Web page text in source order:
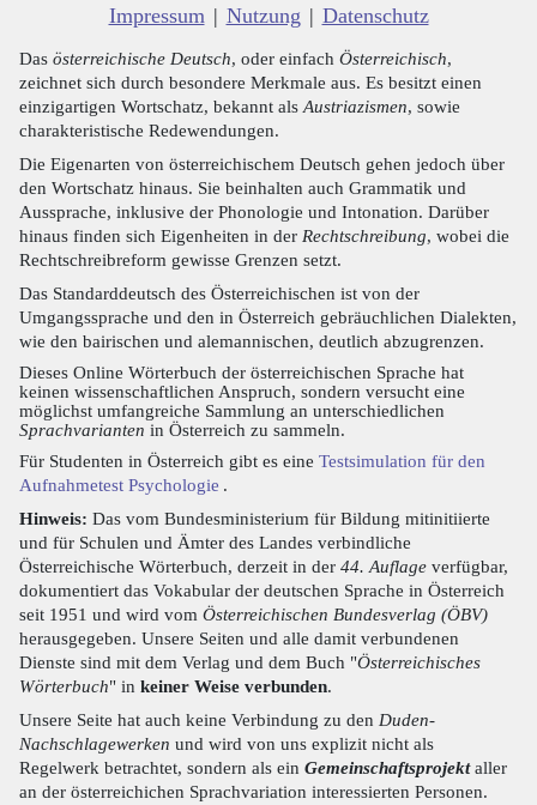
Impressum | Nutzung | Datenschutz
Das österreichische Deutsch, oder einfach Österreichisch,
zeichnet sich durch besondere Merkmale aus. Es besitzt einen
einzigartigen Wortschatz, bekannt als Austriazismen, sowie
charakteristische Redewendungen.
Die Eigenarten von österreichischem Deutsch gehen jedoch über
den Wortschatz hinaus. Sie beinhalten auch Grammatik und
Aussprache, inklusive der Phonologie und Intonation. Darüber
hinaus finden sich Eigenheiten in der Rechtschreibung, wobei die
Rechtschreibreform gewisse Grenzen setzt.
Das Standarddeutsch des Österreichischen ist von der
Umgangssprache und den in Österreich gebräuchlichen Dialekten,
wie den bairischen und alemannischen, deutlich abzugrenzen.
Dieses Online Wörterbuch der österreichischen Sprache hat
keinen wissenschaftlichen Anspruch, sondern versucht eine
möglichst umfangreiche Sammlung an unterschiedlichen
Sprachvarianten in Österreich zu sammeln.
Für Studenten in Österreich gibt es eine Testsimulation für den
Aufnahmetest Psychologie .
Hinweis: Das vom Bundesministerium für Bildung mitinitiierte
und für Schulen und Ämter des Landes verbindliche
Österreichische Wörterbuch, derzeit in der 44. Auflage verfügbar,
dokumentiert das Vokabular der deutschen Sprache in Österreich
seit 1951 und wird vom Österreichischen Bundesverlag (ÖBV)
herausgegeben. Unsere Seiten und alle damit verbundenen
Dienste sind mit dem Verlag und dem Buch "Österreichisches
Wörterbuch" in keiner Weise verbunden.
Unsere Seite hat auch keine Verbindung zu den Duden-
Nachschlagewerken und wird von uns explizit nicht als
Regelwerk betrachtet, sondern als ein Gemeinschaftsprojektaller
an der österreichichen Sprachvariation interessierten Personen.